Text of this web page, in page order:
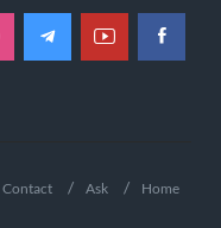
Home
Ask
Contact